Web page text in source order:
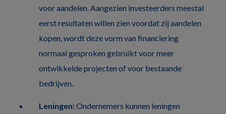
voor aandelen. Aangezien investeerders meestal
eerst resultaten willen zien voordat zij aandelen
kopen, wordt deze vorm van financiering
normaal gesproken gebruikt voor meer
ontwikkelde projecten of voor bestaande
bedrijven.
Leningen:Ondernemers kunnen leningen